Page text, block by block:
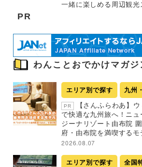
一緒に楽しめる周辺観
PR
わんことおでかけマガジ
エリア別で探す 九州
PR
【さんふらわあ】
で快適な九州旅へ！ニ
ジーナリゾート由布院
府・由布院を満喫するモ
2026.08.07
エリア別で探す 全国